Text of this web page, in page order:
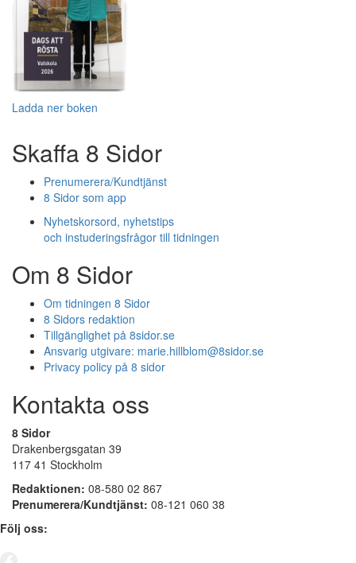
Ladda ner boken
Skaffa 8 Sidor
Prenumerera/Kundtjänst
8 Sidor som app
Nyhetskorsord, nyhetstips
och instuderingsfrågor till tidningen
Om 8 Sidor
Om tidningen 8 Sidor
8 Sidors redaktion
Tillgänglighet på 8sidor.se
Ansvarig utgivare: marie.hillblom@8sidor.se
Privacy policy på 8 sidor
Kontakta oss
8 Sidor
Drakenbergsgatan 39
117 41 Stockholm
Redaktionen: 08-580 02 867
Prenumerera/Kundtjänst: 08-121 060 38
Följ oss: